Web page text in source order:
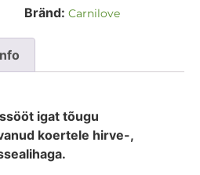
Bränd: Carnilove
igat tõugu
koertele hirve-,